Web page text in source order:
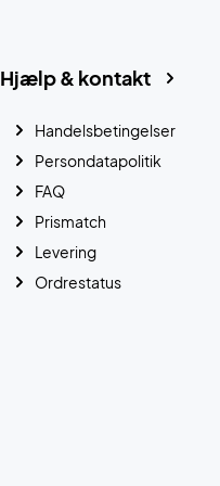
Hjælp & kontakt
Handelsbetingelser
Persondatapolitik
FAQ
Prismatch
Levering
Ordrestatus